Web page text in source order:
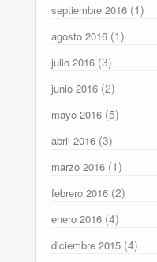
septiembre 2016 (1)
agosto 2016 (1)
julio 2016 (3)
junio 2016 (2)
mayo 2016 (5)
abril 2016 (3)
marzo 2016 (1)
febrero 2016 (2)
enero 2016 (4)
diciembre 2015 (4)